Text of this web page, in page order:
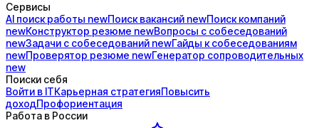
Сервисы
AI поискработы newПоисквакансий newПоисккомпаний
newКонструктор резюме newВопросы с собеседований
newЗадачи с собеседований newГайды ксобеседованиям
newПроверятор резюме newГенератор сопроводительных
new
Поиски себя
Войти в ITКарьерная стратегияПовысить
доходПрофориентация
Работа в России